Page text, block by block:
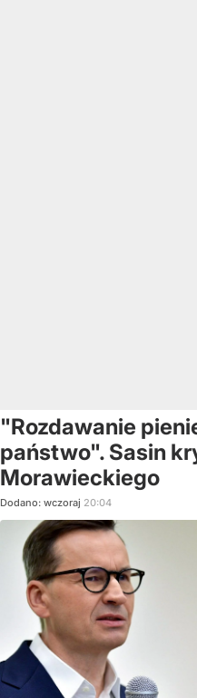
"Rozdawanie
państwo". Sasin
Morawieckiego
Dodano: wczoraj 20:04